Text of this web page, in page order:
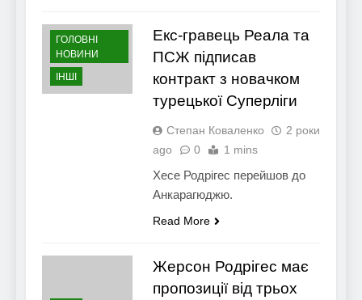
ГОЛОВНІ
НОВИНИ
ІНШІ
Екс-гравець Реала та
ПСЖ підписав
контракт з новачком
турецької Суперліги
Степан Коваленко
2 роки
ago
0 1 mins
Хесе Родрігес перейшов до
Анкарагюджю.
Read More
Жерсон Родрігес має
пропозиції від трьох